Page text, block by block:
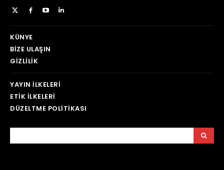
KÜNYE
BIZE ULAŞIN
GIZLILIK
YAYIN İLKELERI
ETIK İLKELERI
DÜZELTME POLITIKASI